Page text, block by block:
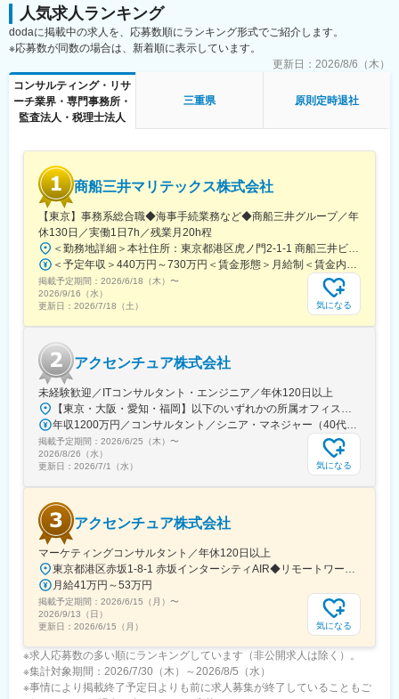
変更の範囲：会社の定める業務
フリータイム・フリーローケーション制度がありリモートワーク
可能。社内ツールも充実しています。残業は月20時間以下です。
※クライアント要望で対面折衝の必要がある場合は出張がありま
※業務状況等によって本社へ出社できる必要があります。
■組織構成：
SAP事業部は20名程で構成されています。
す。
男女半々くらい・20～60代の温和で落ち着いた方が多いです。一
緒に事業を作り上げていこうとする文化が強い組織で、チームワ
ークを意識した働き方ができます。
※本ポジションではマネージャーレベルでの配属を想定しての募集
となりますが、ご経験等によってはメンバークラスからジョイン
となる可能性がございます。
■キャリアパス：
1on1を実施し、目標の進捗度合いに応じてフォローしています。
年次に関係なくスキルや経験で評価する社風で、入社後1年以内で
リーダークラスに昇格したメンバーもいます。
変更の範囲：会社の定める業務
人気求人ランキング
dodaに掲載中の求人を、応募数順にランキング形式でご紹介します。
※応募数が同数の場合は、新着順に表示しています。
更新日： 2026/8/6（木）
コンサルティング・リサ
ーチ業界・専門事務所・
監査法人・税理士法人
三重県 原則定時退社
商船三井マリテックス株式会社
【東京】事務系総合職◆海事手続業務など◆商船三井グループ／年
休130日／実働1日7h／残業月20h程
掲載予定期間： 2026/6/18（木） 〜
2026/9/16（水）
更新日： 2026/7/18（土） 気になる
アクセンチュア株式会社
未経験歓迎／ITコンサルタント・エンジニア／年休120日以上
掲載予定期間： 2026/6/25（木） 〜
2026/8/26（水）
更新日： 2026/7/1（水） 気になる
アクセンチュア株式会社
マーケティングコンサルタント／年休120日以上
月給41万円～53万円
掲載予定期間： 2026/6/15（月） 〜
2026/9/13（日）
更新日： 2026/6/15（月） 気になる
※求人応募数の多い順にランキングしています（非公開求人は除く）。
※集計対象期間：2026/7/30（木）～2026/8/5（水）
※事情により掲載終了予定日よりも前に求人募集が終了していることもご